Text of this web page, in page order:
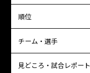
順位
チーム・選手
見どころ・試合レポート